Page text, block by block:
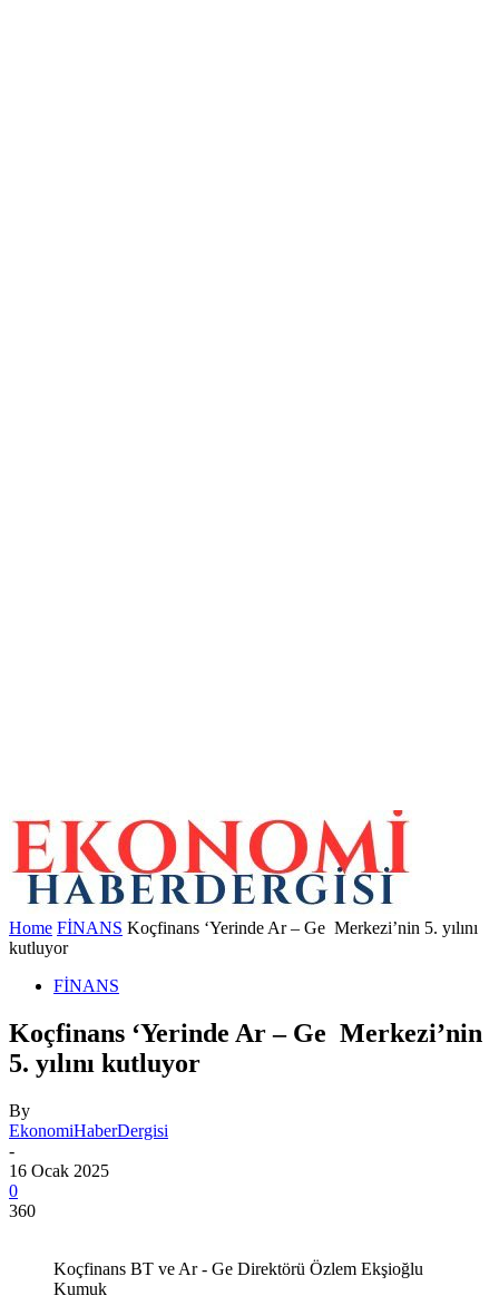
Home FİNANS Koçfinans ‘Yerinde Ar – Ge Merkezi’nin 5. yılını
kutluyor
FİNANS
Koçfinans ‘Yerinde Ar – Ge Merkezi’nin
5. yılını kutluyor
By
EkonomiHaberDergisi
-
16 Ocak 2025
0
360
Koçfinans BT ve Ar - Ge Direktörü Özlem Ekşioğlu
Kumuk